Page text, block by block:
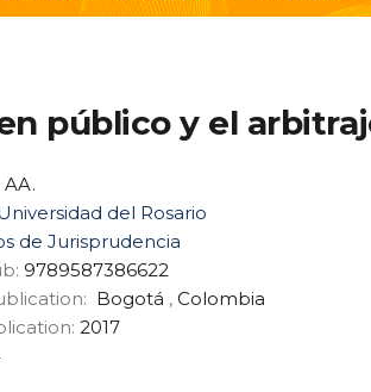
público y el
AA.
del Rosario
de Jurisprudencia
9789587386622
Bogotá , Colombia
2017